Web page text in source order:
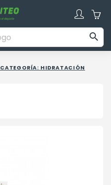

CATEGORÍA: HIDRATACIÓN